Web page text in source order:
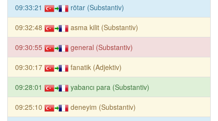
09:33:21 rötar (Substantiv)
09:32:48 asma kilit (Substantiv)
09:30:55 general (Substantiv)
09:30:17 fanatik (Adjektiv)
09:28:01 yabancı para (Substantiv)
09:25:10 deneyim (Substantiv)